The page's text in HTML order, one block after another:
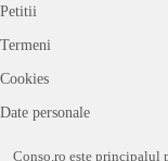
Petitii
Termeni
Cookies
Date personale
Conso.ro este principalul